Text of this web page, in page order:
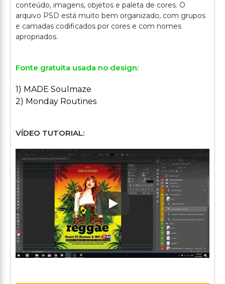
conteúdo, imagens, objetos e paleta de cores. O
arquivo PSD está muito bem organizado, com grupos
e camadas codificados por cores e com nomes
Fonte gratuita usada no design:
1) MADE Soulmaze
2) Monday Routines
VÍDEO TUTORIAL:
Play: Keynote (Google I/O